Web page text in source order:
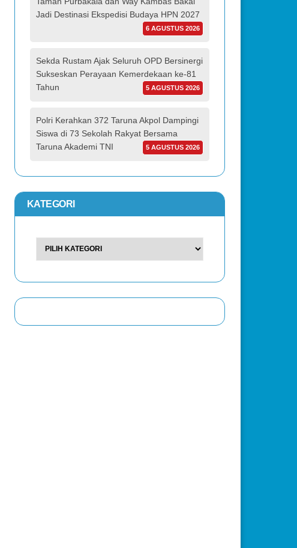
Jadi Destinasi Ekspedisi Budaya HPN 2027
6 AGUSTUS 2026
Sekda Rustam Ajak Seluruh OPD Bersinergi
Sukseskan Perayaan Kemerdekaan ke-81
Tahun
5 AGUSTUS 2026
Polri Kerahkan 372 Taruna Akpol Dampingi
Siswa di 73 Sekolah Rakyat Bersama
Taruna Akademi TNI
5 AGUSTUS 2026
KATEGORI